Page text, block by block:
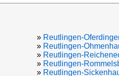
» Reutlingen-
» Reutlingen-
» Reutlingen-
» Reutlingen-
» Reutlingen-